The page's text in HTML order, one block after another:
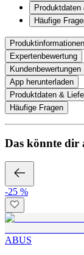
Häufige
Produktinformationen
Expertenbewertung
Kundenbewertungen
App herunterladen
Produktdaten &
Häufige Fragen
Das könnte dir
-25 %
ABUS